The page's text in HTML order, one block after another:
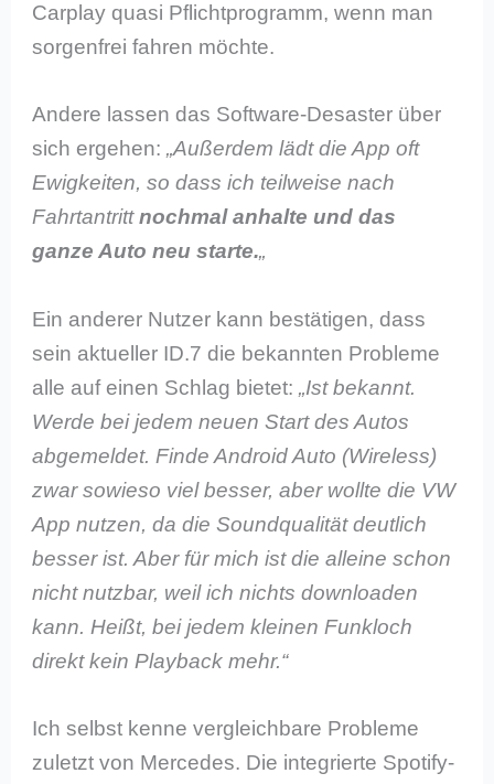
Carplay quasi Pflichtprogramm, wenn man
sorgenfrei fahren möchte.
Andere lassen das Software-Desaster über
sich ergehen:„Außerdem lädt die App oft
Ewigkeiten, so dass ich teilweise nach
Fahrtantrittnochmal anhalte und das
ganze Auto neu starte.„
Ein anderer Nutzer kann bestätigen, dass
sein aktueller ID.7 die bekannten Probleme
alle auf einen Schlag bietet:„Ist bekannt.
Werde bei jedem neuen Start des Autos
abgemeldet. Finde Android Auto (Wireless)
zwar sowieso viel besser, aber wollte die VW
App nutzen, da die Soundqualität deutlich
besser ist. Aber für mich ist die alleine schon
nicht nutzbar, weil ich nichts downloaden
kann. Heißt, bei jedem kleinen Funkloch
direkt kein Playback mehr.“
Ich selbst kenne vergleichbare Probleme
zuletzt von Mercedes. Die integrierte Spotify-